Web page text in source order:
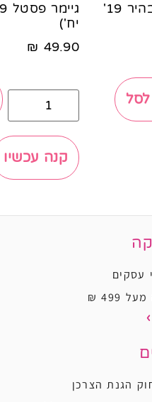
גיימר פסטל 011 ירוק בהיר 19'
יח')
49.90
₪
קנה עכשיו
499 ₪
הגנת הצרכן